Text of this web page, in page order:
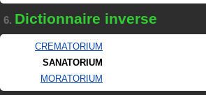
6. Dictionnaire inverse
CREMATORIUM
SANATORIUM
MORATORIUM